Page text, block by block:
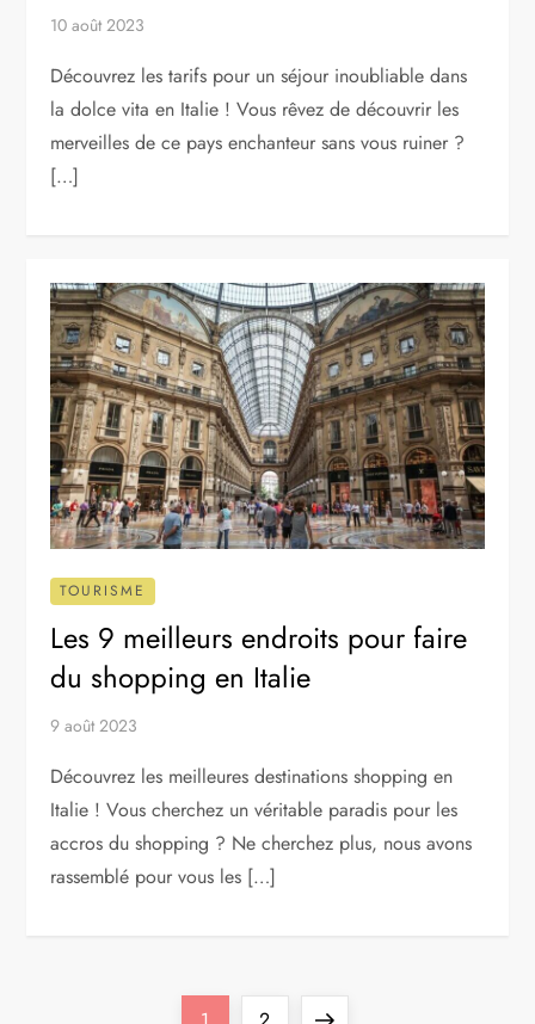
10 août 2023
Découvrez les tarifs pour un séjour inoubliable dans
la dolce vita en Italie ! Vous rêvez de découvrir les
merveilles de ce pays enchanteur sans vous ruiner ?
[…]
TOURISME
Les 9 meilleurs endroits pour faire
du shopping en Italie
9 août 2023
Découvrez les meilleures destinations shopping en
Italie ! Vous cherchez un véritable paradis pour les
accros du shopping ? Ne cherchez plus, nous avons
rassemblé pour vous les […]